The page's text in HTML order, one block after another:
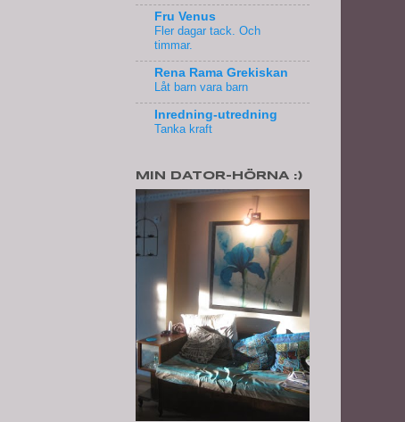
Fru Venus
Fler dagar tack. Och
timmar.
Rena Rama Grekiskan
Låt barn vara barn
Inredning-utredning
Tanka kraft
MIN DATOR-HÖRNA :)